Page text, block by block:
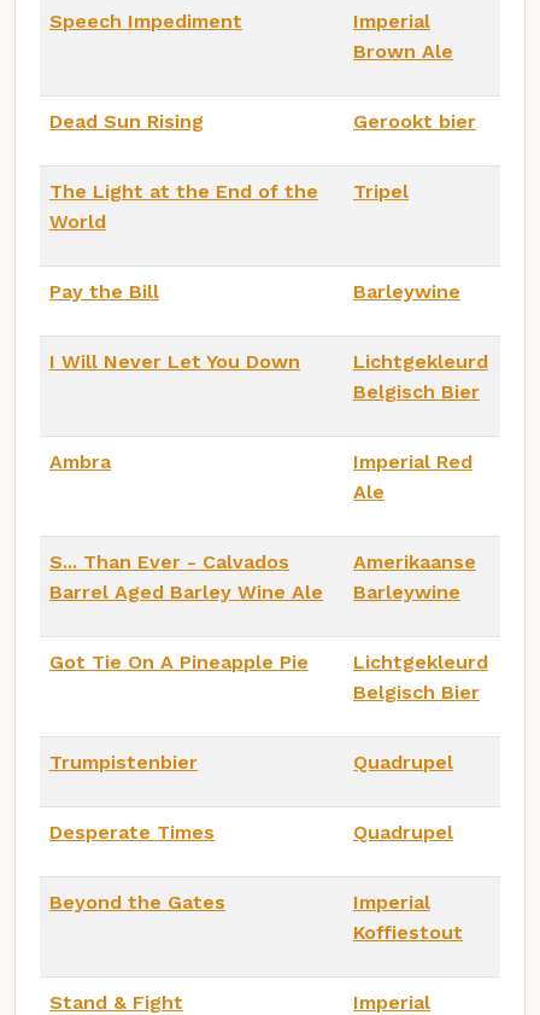
Speech Impediment
Imperial
Brown Ale
Dead Sun Rising Gerookt bier
The Light at the End of the
World
Tripel
Pay the Bill Barleywine
I Will Never Let You Down
Lichtgekleurd
Belgisch Bier
Ambra
Imperial Red
Ale
S... Than Ever - Calvados
Barrel Aged Barley Wine Ale
Amerikaanse
Barleywine
Got Tie On A Pineapple Pie
Lichtgekleurd
Belgisch Bier
Trumpistenbier Quadrupel
Desperate Times Quadrupel
Beyond the Gates
Imperial
Koffiestout
Stand & Fight
Imperial